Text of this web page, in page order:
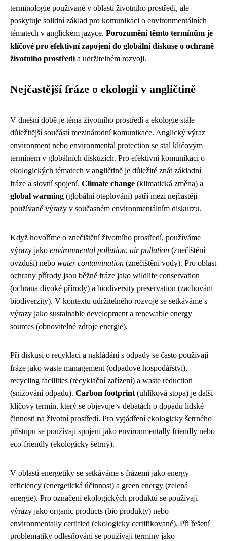
terminologie používané v oblasti životního prostředí, ale
poskytuje solidní základ pro komunikaci o environmentálních
tématech v anglickém jazyce. Porozumění těmto termínům je
klíčové pro efektivní zapojení do globální diskuse o ochraně
životního prostředía udržitelném rozvoji.
Nejčastější fráze o ekologii v angličtině
V dnešní době je téma životního prostředí a ekologie stále
důležitější součástí mezinárodní komunikace. Anglický výraz
environment nebo environmental protection se stal klíčovým
termínem v globálních diskuzích. Pro efektivní komunikaci o
ekologických tématech v angličtině je důležité znát základní
fráze a slovní spojení. Climate change (klimatická změna) a
global warming (globální oteplování) patří mezi nejčastěji
používané výrazy v současném environmentálním diskurzu.
Když hovoříme o znečištění životního prostředí, používáme
výrazy jako environmental pollution, air pollution (znečištění
ovzduší) nebo water contamination (znečištění vody). Pro oblast
ochrany přírody jsou běžné fráze jako wildlife conservation
(ochrana divoké přírody) a biodiversity preservation (zachování
biodiverzity). V kontextu udržitelného rozvoje se setkáváme s
výrazy jako sustainable development a renewable energy
sources (obnovitelné zdroje energie).
Při diskusi o recyklaci a nakládání s odpady se často používají
fráze jako waste management (odpadové hospodářství),
recycling facilities (recyklační zařízení) a waste reduction
(snižování odpadu). Carbon footprint (uhlíková stopa) je další
klíčový termín, který se objevuje v debatách o dopadu lidské
činnosti na životní prostředí. Pro vyjádření ekologicky šetrného
přístupu se používají spojení jako environmentally friendly nebo
eco-friendly (ekologicky šetrný).
V oblasti energetiky se setkáváme s frázemi jako energy
efficiency (energetická účinnost) a green energy (zelená
energie). Pro označení ekologických produktů se používají
výrazy jako organic products (bio produkty) nebo
environmentally certified (ekologicky certifikované). Při řešení
problematiky odlesňování se používají termíny jako